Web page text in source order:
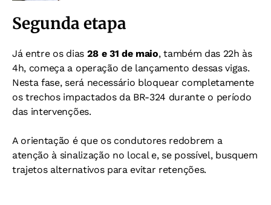
Segunda etapa
Já entre os dias28 e 31 de maio, também das 22h às
4h, começa a operação de lançamento dessas vigas.
Nesta fase, será necessário bloquear completamente
os trechos impactados da BR-324 durante o período
das intervenções.
A orientação é que os condutores redobrem a
atenção à sinalização no local e, se possível, busquem
trajetos alternativos para evitar retenções.